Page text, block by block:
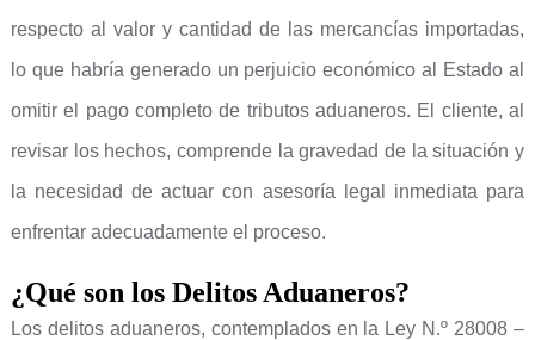
respecto al valor y cantidad de las mercancías importadas,
lo que habría generado un perjuicio económico al Estado al
omitir el pago completo de tributos aduaneros. El cliente, al
revisar los hechos, comprende la gravedad de la situación y
la necesidad de actuar con asesoría legal inmediata para
enfrentar adecuadamente el proceso.
¿Qué son los Delitos Aduaneros?
Los delitos aduaneros, contemplados en la Ley N.º 28008 –